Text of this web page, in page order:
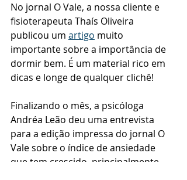
No jornal O Vale, a nossa cliente e
fisioterapeuta Thaís Oliveira
publicou um artigo muito
importante sobre a importância de
dormir bem. É um material rico em
dicas e longe de qualquer clichê!
Finalizando o mês, a psicóloga
Andréa Leão deu uma entrevista
para a edição impressa do jornal O
Vale sobre o índice de ansiedade
que tem crescido, principalmente,